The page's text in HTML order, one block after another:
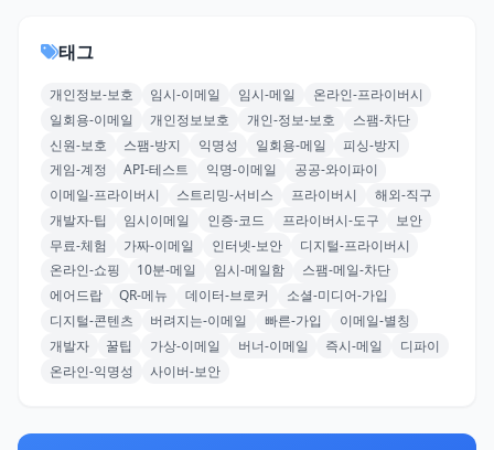
태그
개인정보-보호 임시-이메일 임시-메일
온라인-프라이버시
일회용-이메일
개인정보보호 개인-정보-보호
스팸-차단
신원-보호
스팸-방지 익명성 일회용-메일
피싱-방지
게임-계정
API-테스트 익명-이메일
공공-와이파이
이메일-프라이버시
스트리밍-서비스 프라이버시
해외-직구
개발자-팁
임시이메일 인증-코드 프라이버시-도구
보안
무료-체험
가짜-이메일 인터넷-보안
디지털-프라이버시
온라인-쇼핑
10분-메일 임시-메일함
스팸-메일-차단
에어드랍
QR-메뉴 데이터-브로커
소셜-미디어-가입
디지털-콘텐츠
버려지는-이메일 빠른-가입
이메일-별칭
개발자
꿀팁 가상-이메일 버너-이메일 즉시-메일
디파이
온라인-익명성
사이버-보안